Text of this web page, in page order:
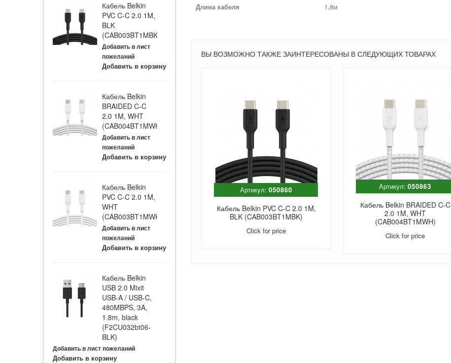
Длина кабеля
1,8м
ВЫ ВОЗМОЖНО ТАКЖЕ ЗАИНТЕРЕСОВАНЫ В СЛЕДУЮЩИХ ТОВАРАХ
Артикул: 050860
Кабель Belkin PVC C-C 2.0 1M,
BLK (CAB003BT1MBK)
Click for price
Артикул: 050863
Кабель Belkin BRAIDED C-C
2.0 1M, WHT
(CAB004BT1MWH)
Click for price
Кабель Belkin
PVC C-C 2.0 1M,
BLK
(CAB003BT1MBK)
Добавить в лист
пожеланий
Добавить в корзину
Кабель Belkin
BRAIDED C-C
2.0 1M, WHT
(CAB004BT1MWH)
Добавить в лист
пожеланий
Добавить в корзину
Кабель Belkin
PVC C-C 2.0 1M,
WHT
(CAB003BT1MWH)
Добавить в лист
пожеланий
Добавить в корзину
Кабель Belkin
USB 2.0 Mixit
USB-A / USB-C,
480MBPS, 3A,
1.8m, black
(F2CU032bt06-
BLK)
Добавить в лист пожеланий
Добавить в корзину